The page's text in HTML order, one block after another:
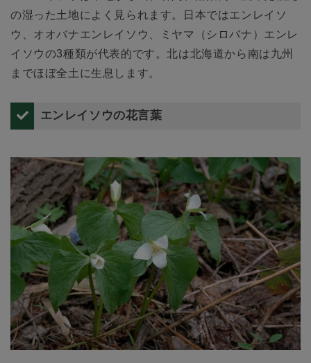
の湿った土地によく見られます。日本ではエンレイソ
ウ、オオバナエンレイソウ、ミヤマ（シロバナ）エンレ
イソウの3種類が代表的です。北は北海道から南は九州
までほぼ全土に生息します。
エンレイソウの花言葉